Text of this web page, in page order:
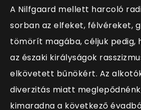
A Nilfgaard mellett harcoló
sorban az elfeket, félvéreket,
tömörít magába, céljuk pedig,
az északi királyságok
elkövetett bűnökért. Az
diverzitás miatt
kimaradna a következő